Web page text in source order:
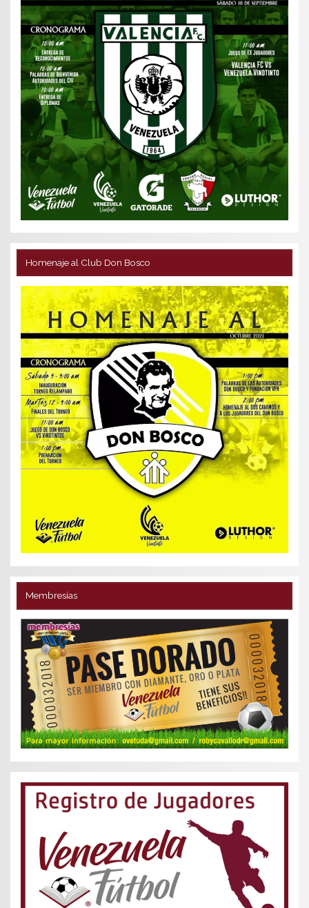
Homenaje al Club Don Bosco
Membresías